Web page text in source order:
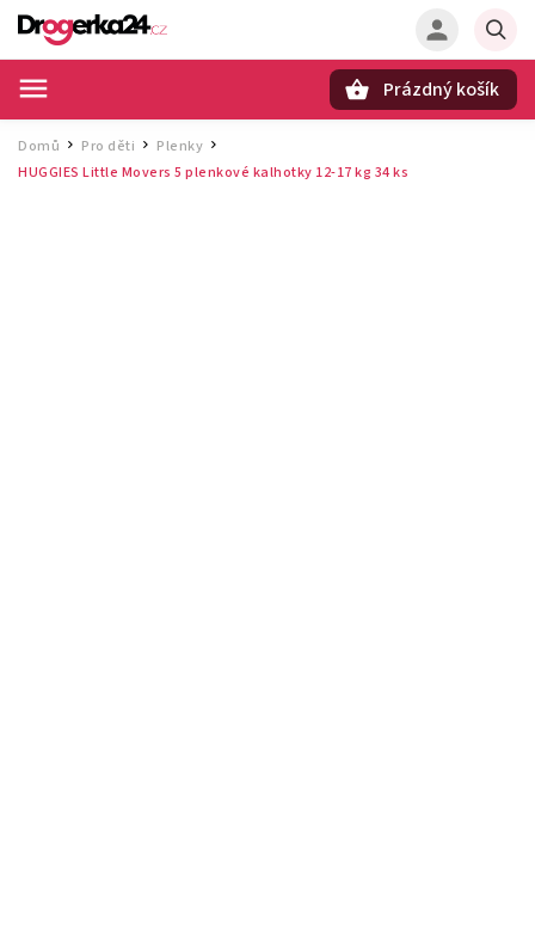
Prázdný košík
Domů / Pro děti / Plenky /
HUGGIES Little Movers 5 plenkové kalhotky 12‑17 kg 34 ks